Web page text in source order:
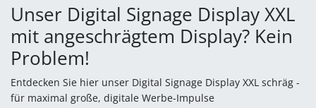
Unser Digital Signage Display XXL
mit angeschrägtem Display? Kein
Problem!
Entdecken Sie hier unser Digital Signage Display XXL schräg -
für maximal große, digitale Werbe-Impulse